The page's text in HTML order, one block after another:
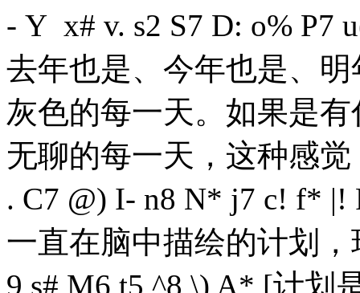
- Y x# v. s2 S7 D: o% P7
去年也是、今年也是、
灰色的每一天。如果是
无聊的每一天，这种感
. C7 @) I- n8 N* j7 c! f* |!
一直在脑中描绘的计划
9 s# M6 t5 ^8 \) A* [计划